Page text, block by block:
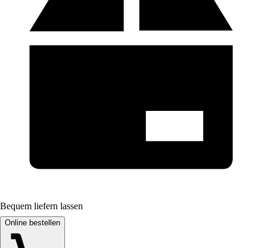
Bequem liefern lassen
Online bestellen